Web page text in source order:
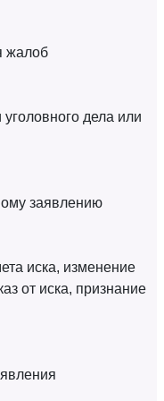
жалоб
дела или
заявлению
иска, изменение
от иска, признание